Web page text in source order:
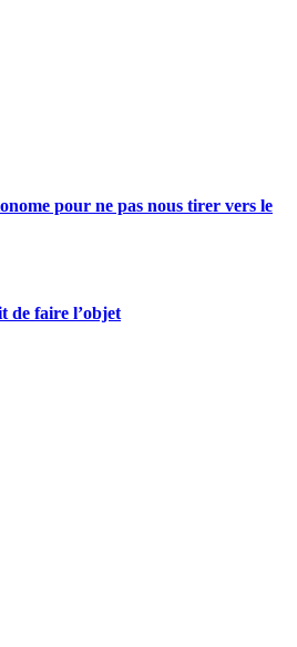
pour ne pas nous tirer vers le
de faire l’objet